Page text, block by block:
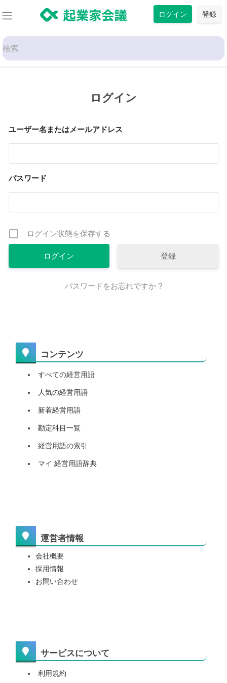
ン
テ
ン
Search
for:
ログイン 登録
ログイン
ユーザー名またはメールアドレス
パスワード
ログイン状態を保存する
登録
パスワードをお忘れですか ?
コンテンツ
すべての経営用語
人気の経営用語
新着経営用語
勘定科目一覧
経営用語の索引
マイ 経営用語辞典
運営者情報
会社概要
採用情報
お問い合わせ
サービスについて
利用規約